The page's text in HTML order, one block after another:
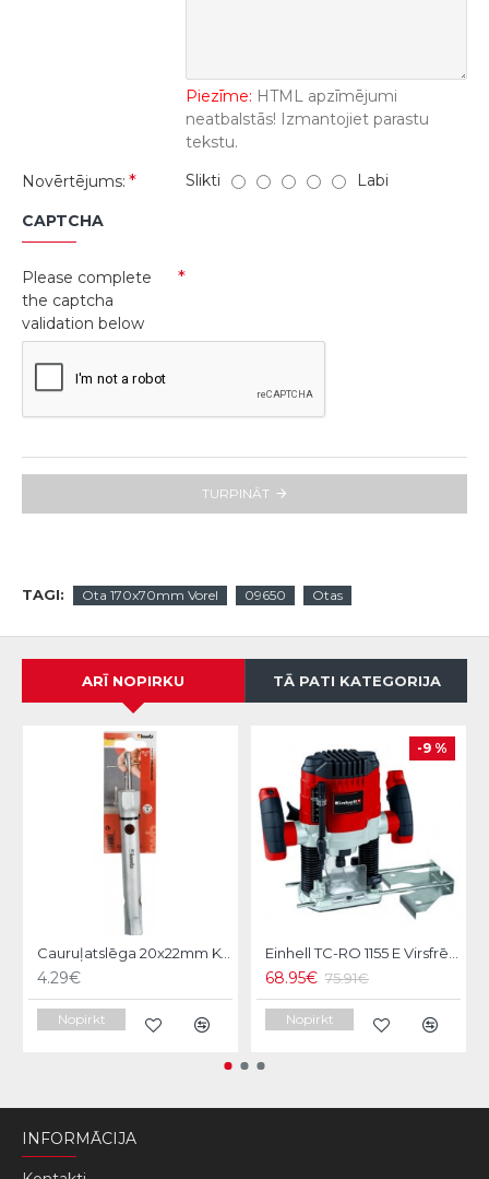
Piezīme: HTML apzīmējumi
neatbalstās! Izmantojiet parastu
tekstu.
Novērtējums:
Slikti Labi
CAPTCHA
Please complete
the captcha
validation below
TURPINĀT
TAGI: Ota 170x70mm Vorel 09650 Otas
ARĪ NOPIRKU TĀ PATI KATEGORIJA
Cauruļatslēga 20x22mm KWB
4.29€
Nopirkt
-9 %
Einhell TC-RO 1155 E Virsfrēze
68.95€ 75.91€
Nopirkt
INFORMĀCIJA